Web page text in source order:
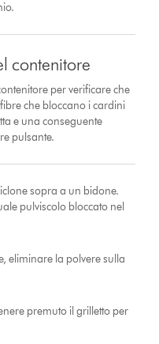
contenitore
per verificare che
che bloccano i cardini
e una conseguente
pulsante.
sopra a un bidone.
pulviscolo bloccato nel
eliminare la polvere sulla
premuto il grilletto per